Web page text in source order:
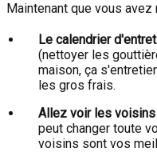
Maintenant que vous
Le calendrier
(nettoyer les
maison, ça
les gros frais.
Allez voir les voisins
peut changer toute
voisins sont vos